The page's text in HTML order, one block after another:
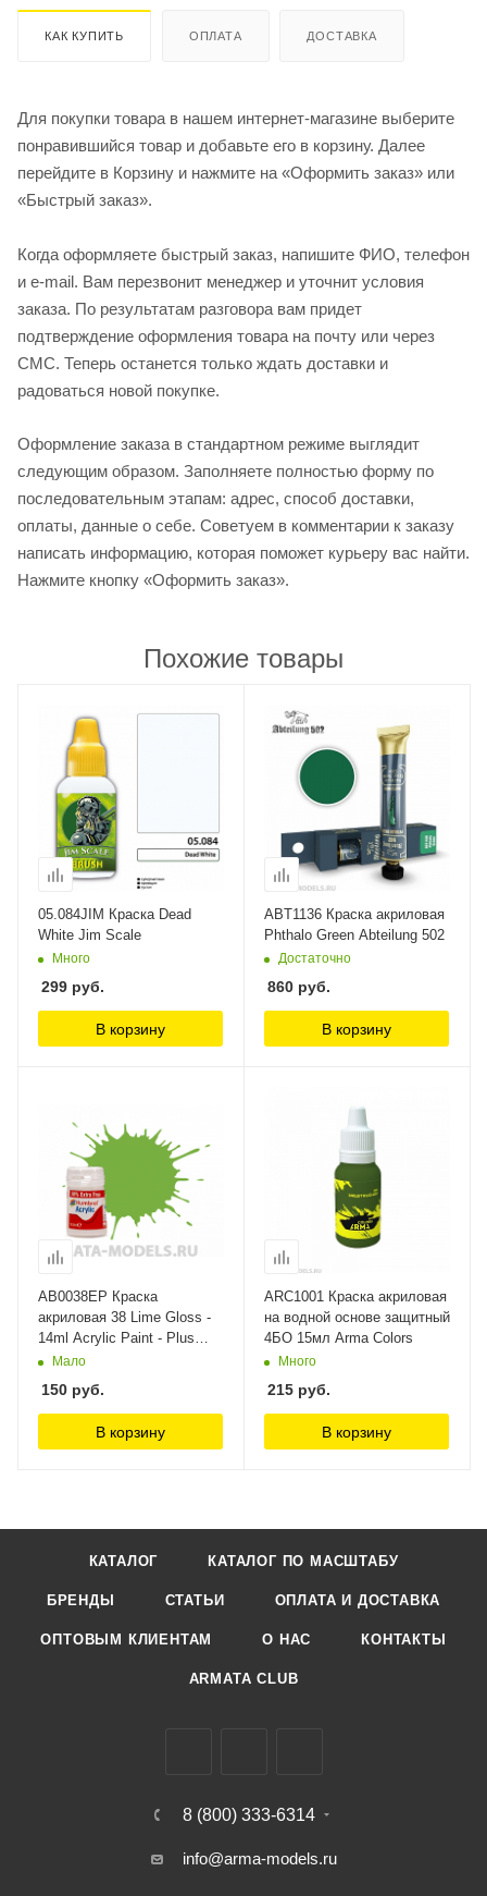
КАК КУПИТЬ ОПЛАТА ДОСТАВКА
Для покупки товара в нашем интернет-магазине выберите
понравившийся товар и добавьте его в корзину. Далее
перейдите в Корзину и нажмите на «Оформить заказ» или
«Быстрый заказ».
Когда оформляете быстрый заказ, напишите ФИО, телефон
и e-mail. Вам перезвонит менеджер и уточнит условия
заказа. По результатам разговора вам придет
подтверждение оформления товара на почту или через
СМС. Теперь останется только ждать доставки и
радоваться новой покупке.
Оформление заказа в стандартном режиме выглядит
следующим образом. Заполняете полностью форму по
последовательным этапам: адрес, способ доставки,
оплаты, данные о себе. Советуем в комментарии к заказу
написать информацию, которая поможет курьеру вас найти.
Нажмите кнопку «Оформить заказ».
Похожие товары
05.084JIM Краска Dead
White Jim Scale
Много
299 руб.
В корзину
ABT1136 Краска акриловая
Phthalo Green Abteilung 502
Достаточно
860 руб.
В корзину
AB0038EP Краска
акриловая 38 Lime Gloss -
14ml Acrylic Paint - Plus
30% Humbrol
Мало
150 руб.
В корзину
ARC1001 Краска акриловая
на водной основе защитный
4БО 15мл Arma Colors
Много
215 руб.
В корзину
КАТАЛОГ КАТАЛОГ ПО МАСШТАБУ
БРЕНДЫ СТАТЬИ ОПЛАТА И ДОСТАВКА
ОПТОВЫМ КЛИЕНТАМ О НАС КОНТАКТЫ
ARMATA CLUB
8 (800) 333-6314
info@arma-models.ru